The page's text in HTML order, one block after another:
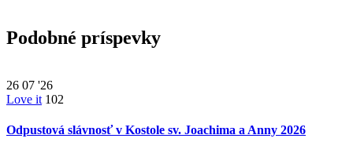
Podobné príspevky
26 07 '26
Love it 102
Odpustová slávnosť v Kostole sv. Joachima a Anny 2026